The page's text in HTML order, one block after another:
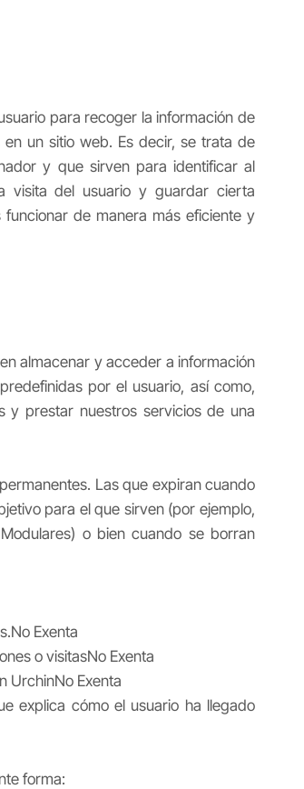
para recoger la información de
un sitio web. Es decir, se trata de
y que sirven para identificar al
visita del usuario y guardar cierta
de manera más eficiente y
almacenar y acceder a información
por el usuario, así como,
y prestar nuestros servicios de una
Las que expiran cuando
para el que sirven (por ejemplo,
o bien cuando se borran
Exenta
o visitasNo Exenta
UrchinNo Exenta
explica cómo el usuario ha llegado
forma: